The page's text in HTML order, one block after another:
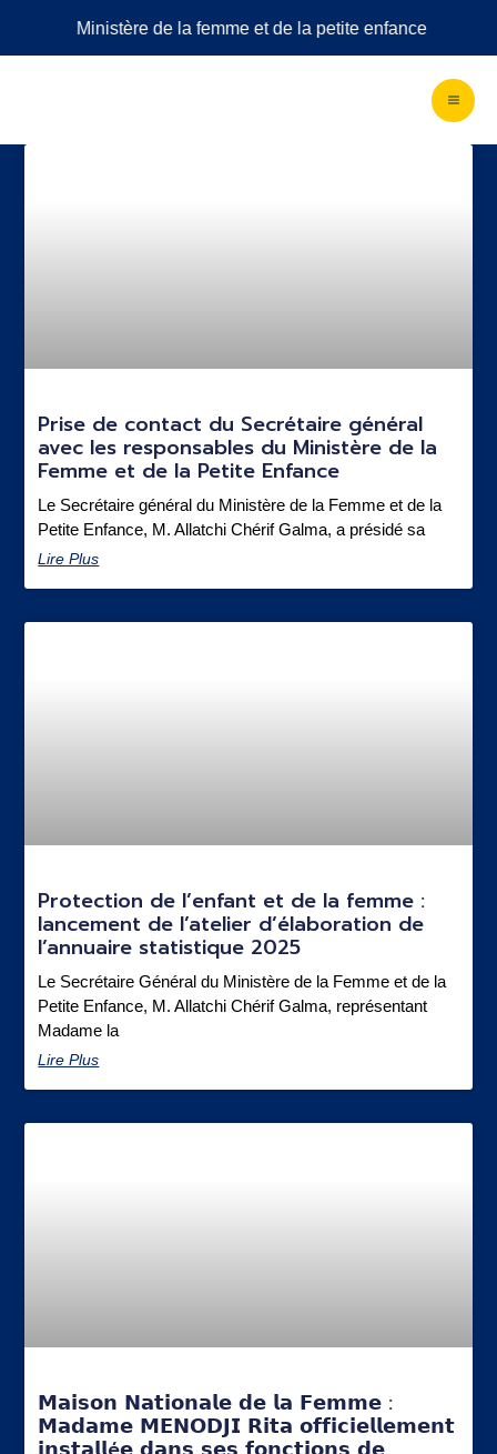
Ministère de la femme et de la petite enfance
Prise de contact du Secrétaire général
avec les responsables du Ministère de la
Femme et de la Petite Enfance
Le Secrétaire général du Ministère de la Femme et de la
Petite Enfance, M. Allatchi Chérif Galma, a présidé sa
Lire Plus
Protection de l’enfant et de la femme :
lancement de l’atelier d’élaboration de
l’annuaire statistique 2025
Le Secrétaire Général du Ministère de la Femme et de la
Petite Enfance, M. Allatchi Chérif Galma, représentant
Madame la
Lire Plus
𝗠𝗮𝗶𝘀𝗼𝗻 𝗡𝗮𝘁𝗶𝗼𝗻𝗮𝗹𝗲 𝗱𝗲 𝗹𝗮 𝗙𝗲𝗺𝗺𝗲 :
𝗠𝗮𝗱𝗮𝗺𝗲 𝗠𝗘𝗡𝗢𝗗𝗝𝗜 𝗥𝗶𝘁𝗮 𝗼𝗳𝗳𝗶𝗰𝗶𝗲𝗹𝗹𝗲𝗺𝗲𝗻𝘁